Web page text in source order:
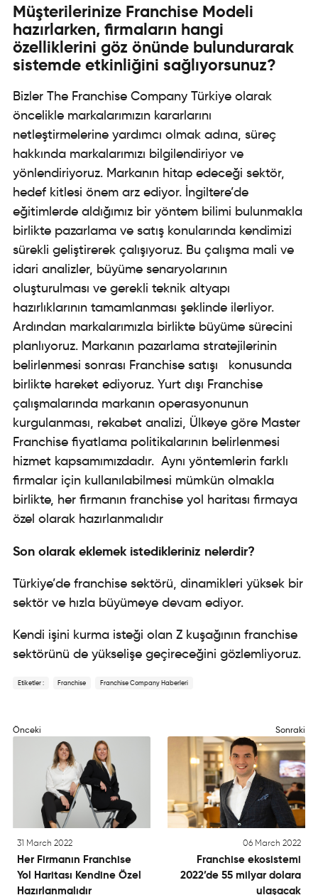
Müşterilerinize Franchise Modeli
hazırlarken, firmaların hangi
özelliklerini göz önünde bulundurarak
sistemde etkinliğini sağlıyorsunuz?
Bizler The Franchise Company Türkiye olarak
öncelikle markalarımızın kararlarını
netleştirmelerine yardımcı olmak adına, süreç
hakkında markalarımızı bilgilendiriyor ve
yönlendiriyoruz. Markanın hitap edeceği sektör,
hedef kitlesi önem arz ediyor. İngiltere’de
eğitimlerde aldığımız bir yöntem bilimi bulunmakla
birlikte pazarlama ve satış konularında kendimizi
sürekli geliştirerek çalışıyoruz. Bu çalışma mali ve
idari analizler, büyüme senaryolarının
oluşturulması ve gerekli teknik altyapı
hazırlıklarının tamamlanması şeklinde ilerliyor.
Ardından markalarımızla birlikte büyüme sürecini
planlıyoruz. Markanın pazarlama stratejilerinin
belirlenmesi sonrası Franchise satışı konusunda
birlikte hareket ediyoruz. Yurt dışı Franchise
çalışmalarında markanın operasyonunun
kurgulanması, rekabet analizi, Ülkeye göre Master
Franchise fiyatlama politikalarının belirlenmesi
hizmet kapsamımızdadır. Aynı yöntemlerin farklı
firmalar için kullanılabilmesi mümkün olmakla
birlikte, her firmanın franchise yol haritası firmaya
özel olarak hazırlanmalıdır
Son olarak eklemek istedikleriniz nelerdir?
Türkiye’de franchise sektörü, dinamikleri yüksek bir
sektör ve hızla büyümeye devam ediyor.
Kendi işini kurma isteği olan Z kuşağının franchise
sektörünü de yükselişe geçireceğini gözlemliyoruz.
Etiketler : Franchise Franchise Company Haberleri
Önceki
31 March 2022
Her Firmanın Franchise
Yol Haritası Kendine Özel
Hazırlanmalıdır
Sonraki
06 March 2022
Franchise ekosistemi
2022’de 55 milyar dolara
ulaşacak